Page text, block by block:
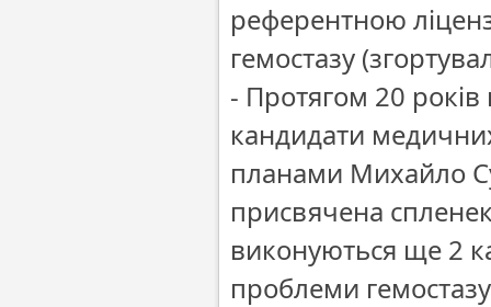
референтною
гемостазу
- Протягом 20 років
кандидати
планами Михайло
присвячена
виконуються ще 2
проблеми